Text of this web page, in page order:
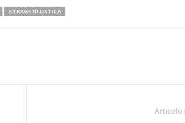
STRAGE DI USTICA
Articolo